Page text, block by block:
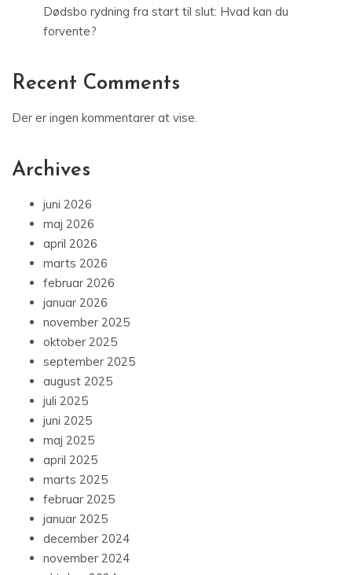
Dødsbo rydning fra start til slut: Hvad kan du
forvente?
Recent Comments
Der er ingen kommentarer at vise.
Archives
juni 2026
maj 2026
april 2026
marts 2026
februar 2026
januar 2026
november 2025
oktober 2025
september 2025
august 2025
juli 2025
juni 2025
maj 2025
april 2025
marts 2025
februar 2025
januar 2025
december 2024
november 2024